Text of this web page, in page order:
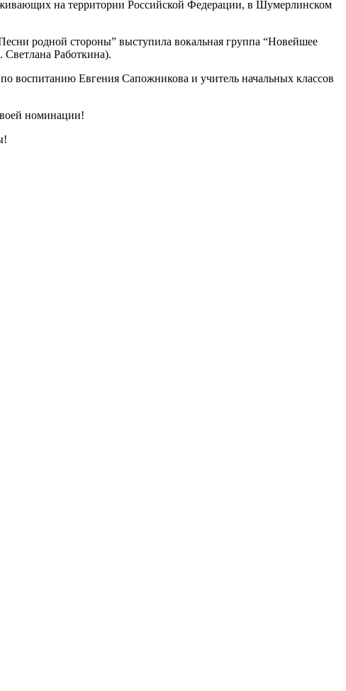
на территории Российской Федерации, в Шумерлинском
родной стороны” выступила вокальная группа “Новейшее
Светлана Работкина).
воспитанию Евгения Сапожникова и учитель начальных классов
номинации!